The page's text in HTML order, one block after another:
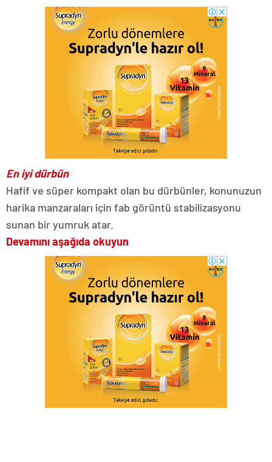
En iyi dürbün
Hafif ve süper kompakt olan bu dürbünler, konunuzun
harika manzaraları için fab görüntü stabilizasyonu
sunan bir yumruk atar.
Devamını aşağıda okuyun